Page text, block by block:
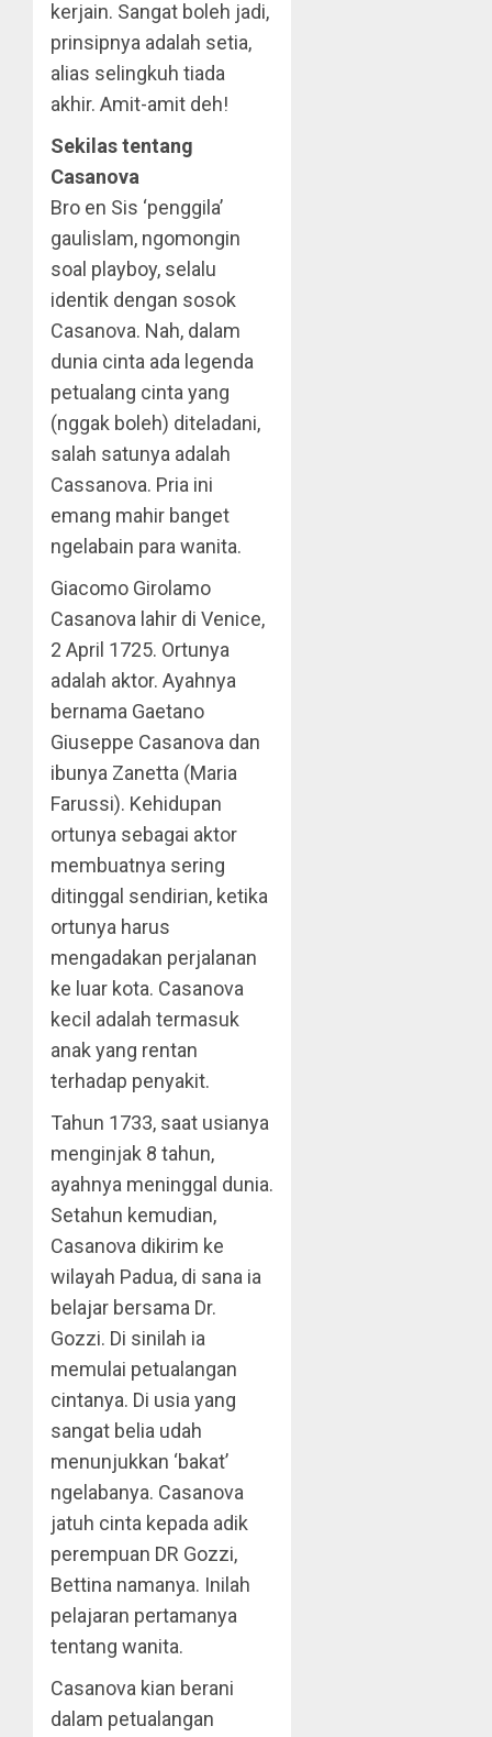
kerjain. Sangat boleh jadi,
prinsipnya adalah setia,
alias selingkuh tiada
akhir. Amit-amit deh!
Sekilas tentang
Casanova
Bro en Sis ‘penggila’
gaulislam, ngomongin
soal playboy, selalu
identik dengan sosok
Casanova. Nah, dalam
dunia cinta ada legenda
petualang cinta yang
(nggak boleh) diteladani,
salah satunya adalah
Cassanova. Pria ini
emang mahir banget
ngelabain para wanita.
Giacomo Girolamo
Casanova lahir di Venice,
2 April 1725. Ortunya
adalah aktor. Ayahnya
bernama Gaetano
Giuseppe Casanova dan
ibunya Zanetta (Maria
Farussi). Kehidupan
ortunya sebagai aktor
membuatnya sering
ditinggal sendirian, ketika
ortunya harus
mengadakan perjalanan
ke luar kota. Casanova
kecil adalah termasuk
anak yang rentan
terhadap penyakit.
Tahun 1733, saat usianya
menginjak 8 tahun,
ayahnya meninggal dunia.
Setahun kemudian,
Casanova dikirim ke
wilayah Padua, di sana ia
belajar bersama Dr.
Gozzi. Di sinilah ia
memulai petualangan
cintanya. Di usia yang
sangat belia udah
menunjukkan ‘bakat’
ngelabanya. Casanova
jatuh cinta kepada adik
perempuan DR Gozzi,
Bettina namanya. Inilah
pelajaran pertamanya
tentang wanita.
Casanova kian berani
dalam petualangan